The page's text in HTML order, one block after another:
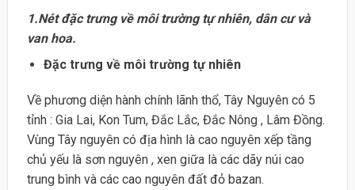
1.Nét đặc trưng về môi trường tự nhiên, dân cư và
van hoa.
Đặc trưng về môi trường tự nhiên
Về phương diện hành chính lãnh thổ, Tây Nguyên có 5
tỉnh : Gia Lai, Kon Tum, Đắc Lắc, Đắc Nông , Lâm Đồng.
Vùng Tây nguyên có địa hình là cao nguyên xếp tầng
chủ yếu là sơn nguyên , xen giữa là các dãy núi cao
trung bình và các cao nguyên đất đỏ bazan.